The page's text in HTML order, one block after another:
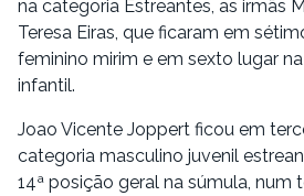
na categoria Estreantes, as irmãs
Teresa Eiras, que ficaram em
feminino mirim e em sexto lugar
infantil.
Joao Vicente Joppert ficou em
categoria masculino juvenil
14ª posição geral na súmula, num